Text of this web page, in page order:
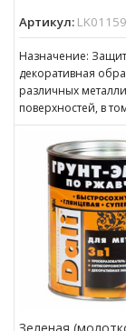
Артикул: LK01159
Назначение:
декоративная
различных
поверхностей, в
пораженных
сплошной
толщиной
Зеленая